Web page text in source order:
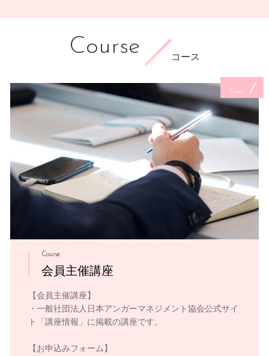
Course コース
Course 1
Course
会員主催講座
【会員主催講座】
・一般社団法人日本アンガーマネジメント協会公式サイ
ト「講座情報」に掲載の講座です。
【お申込みフォーム】